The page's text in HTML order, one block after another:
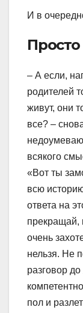
И в
Просто
– А если,
родителей
живут, они
все? –
всякого
«Вот ты
всю
ответа на
прекращай,
очень
нельзя. Не
разговор
пол и